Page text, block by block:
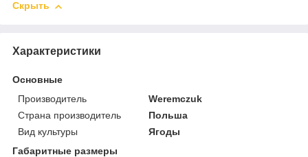
Скрыть
Характеристики
Основные
Производитель
Weremczuk
Страна производитель
Польша
Вид культуры
Ягоды
Габаритные размеры